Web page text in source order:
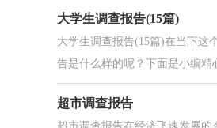
大学生调查报告(15篇)
大学生调查报告(15篇)在当下这
告是什么样的呢？下面是小编
超市调查报告